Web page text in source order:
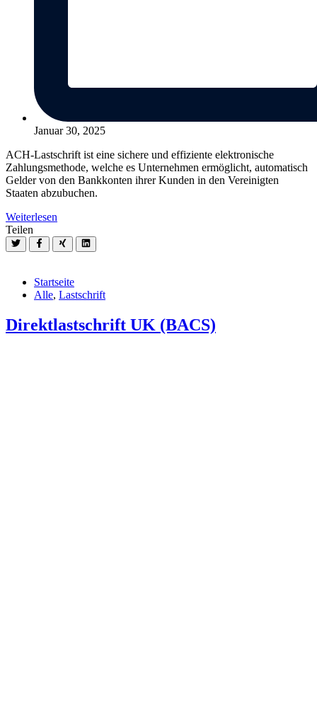
Januar 30, 2025
ACH-Lastschrift ist eine sichere und effiziente elektronische
Zahlungsmethode, welche es Unternehmen ermöglicht, automatisch
Gelder von den Bankkonten ihrer Kunden in den Vereinigten
Staaten abzubuchen.
Weiterlesen
Teilen
Startseite
Alle, Lastschrift
Direktlastschrift UK (BACS)